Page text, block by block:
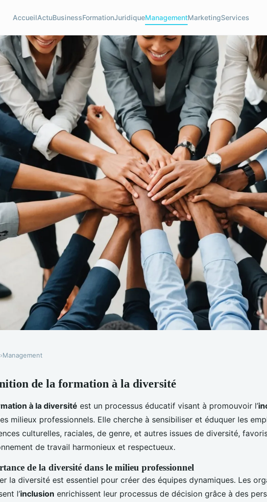
AccueilActuBusinessFormationJuridiqueManagementMarketingServices
: un atout
›Management
de la formation à la diversité
à la diversité est un processus éducatif visant à promouvoir l’
milieux professionnels. Elle cherche à sensibiliser et éduquer les
culturelles, raciales, de genre, et autres issues de diversité,
de travail harmonieux et respectueux.
de la diversité dans le milieu professionnel
la diversité est essentiel pour créer des équipes dynamiques. Les
l’inclusion enrichissent leur processus de décision grâce à des